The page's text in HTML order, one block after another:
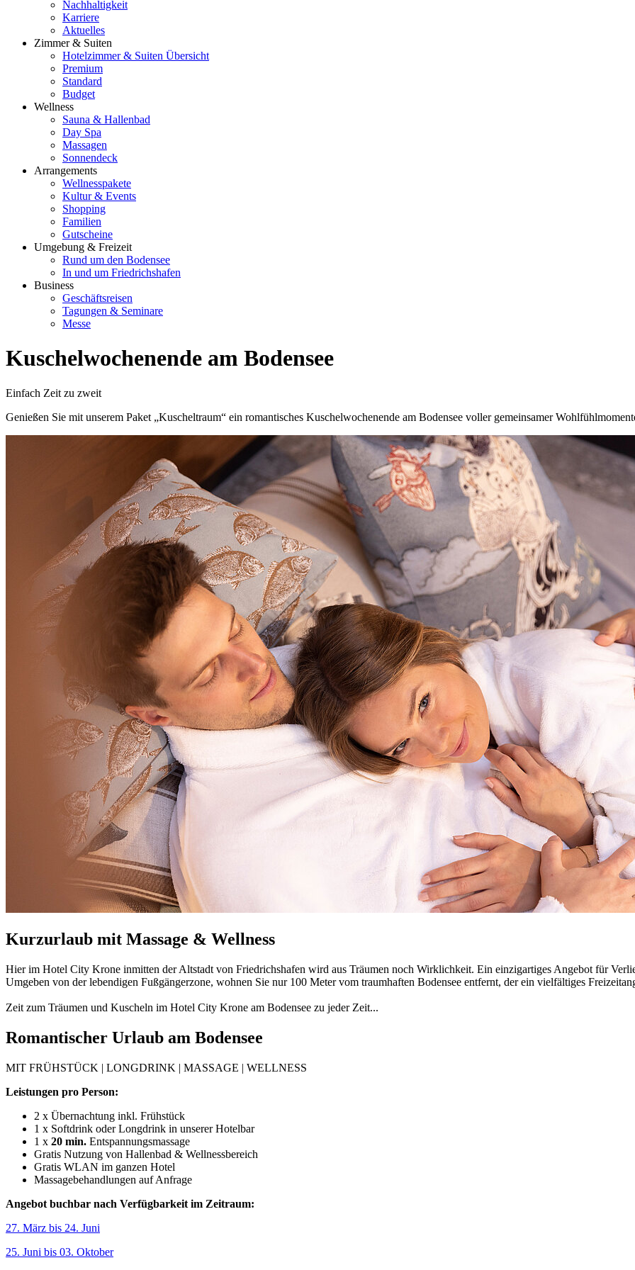
Nachhaltigkeit
Karriere
Aktuelles
Zimmer & Suiten
Hotelzimmer & Suiten Übersicht
Premium
Standard
Budget
Wellness
Sauna & Hallenbad
Day Spa
Massagen
Sonnendeck
Arrangements
Wellnesspakete
Kultur & Events
Shopping
Familien
Gutscheine
Umgebung & Freizeit
Rund um den Bodensee
In und um Friedrichshafen
Business
Geschäftsreisen
Tagungen & Seminare
Messe
Kuschelwochenende am Bodensee
Einfach Zeit zu zweit
Genießen Sie mit unserem Paket „Kuscheltraum“ ein romantisches Kuschelwochenende am Bodensee voller gemeinsamer
Kurzurlaub mit Massage & Wellness
Hier im Hotel City Krone inmitten der Altstadt von Friedrichshafen wird aus Träumen noch Wirklichkeit. Ein einzigartiges Angebot für
Umgeben von der lebendigen Fußgängerzone, wohnen Sie nur 100 Meter vom traumhaften Bodensee entfernt, der ein vielfältiges
Zeit zum Träumen und Kuscheln im Hotel City Krone am Bodensee zu jeder Zeit...
Romantischer Urlaub am Bodensee
MIT FRÜHSTÜCK | LONGDRINK | MASSAGE | WELLNESS
Leistungen pro Person:
2 x Übernachtung inkl. Frühstück
1 x Softdrink oder Longdrink in unserer Hotelbar
1 x 20 min. Entspannungsmassage
Gratis Nutzung von Hallenbad & Wellnessbereich
Gratis WLAN im ganzen Hotel
Massagebehandlungen auf Anfrage
Angebot buchbar nach Verfügbarkeit im Zeitraum:
27. März bis 24. Juni
25. Juni bis 03. Oktober